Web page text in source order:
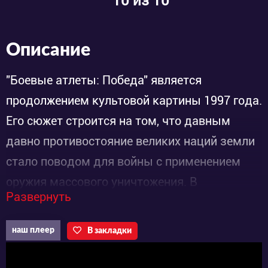
Описание
"Боевые атлеты: Победа" является
продолжением культовой картины 1997 года.
Его сюжет строится на том, что давным
давно противостояние великих наций земли
стало поводом для войны с применением
оружия массового уничтожения. В
результате произошло изменение
магнитного поля земли, и угол вращения
планеты нарушился. Это убило абсолютно
Развернуть
наш плеер В закладки